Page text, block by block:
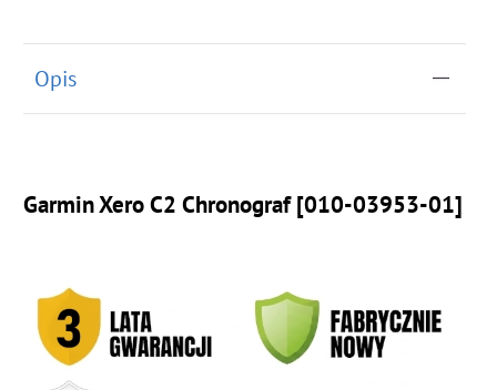
Opis
Garmin Xero C2 Chronograf [010-03953-01]